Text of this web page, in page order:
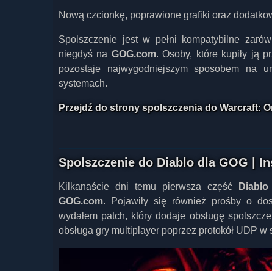
Nową czcionkę, poprawione grafiki oraz
Spolszczenie jest w pełni kompatybilne
niegdyś na GOG.com. Osoby, które kupiły ją
pozostaje najwygodniejszym sposobem na
systemach.
Przejdź do strony spolszczenia do Warcraft:
Spolszczenie do Diablo dla GOG |
Kilkanaście dni temu pierwsza część Diablo
GOG.com. Pojawiły się również prośby o
wydałem patch, który dodaje obsługę
obsługa gry multiplayer poprzez protokół UDP